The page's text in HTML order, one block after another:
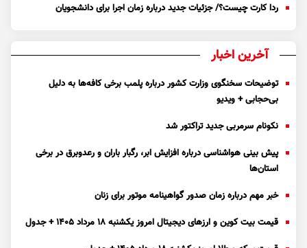
ردا کارت چیست؟/ جزئیات جدید درباره زمان اجرا برای دانشجویان
آخرین اخبار
توضیحات سخنگوی وزارت کشور درباره پلمب برخی کافه‌ها به دلیل
بی‌حجابی + ویدیو
نکونام سرمربی جدید تراکتور شد
پیش بینی هواشناسی درباره افزایش ابر، رگبار باران و رعدوبرق در برخی
استان‌ها
خبر مهم درباره زمان صدور گواهینامه موتور برای زنان
قیمت بیت کوین و ارز‌های دیجیتال امروز یکشنبه ۱۸ مرداد ۱۴۰۵ + جدول